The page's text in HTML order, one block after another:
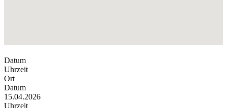
Datum
Uhrzeit
Ort
Datum
15.04.2026
Uhrzeit